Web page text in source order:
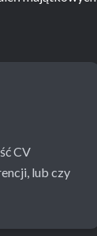
CV
lub czy